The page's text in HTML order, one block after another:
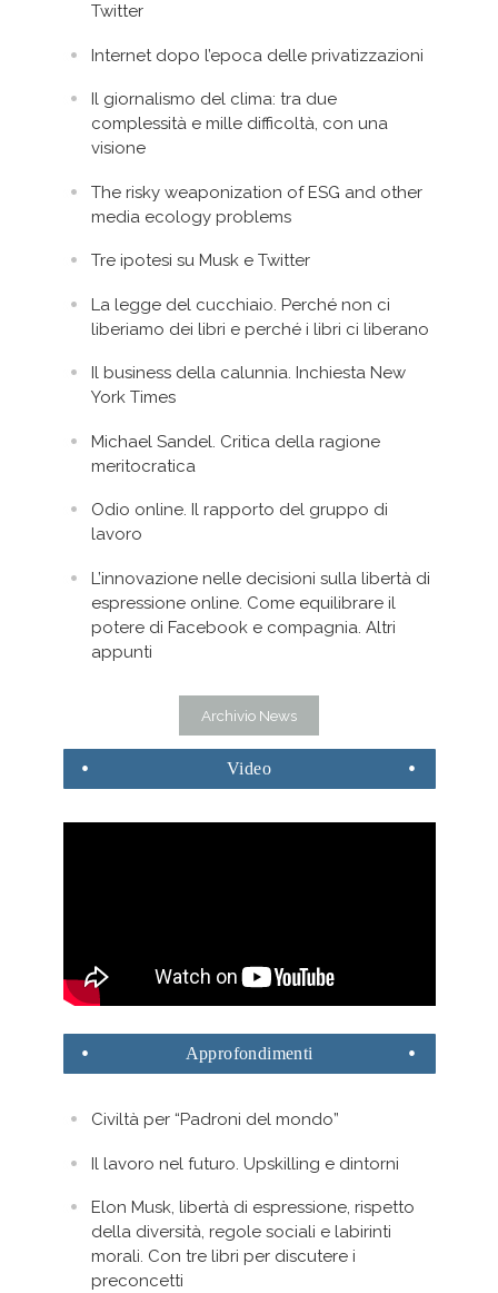
Twitter
Internet dopo l’epoca delle privatizzazioni
Il giornalismo del clima: tra due
complessità e mille difficoltà, con una
visione
The risky weaponization of ESG and other
media ecology problems
Tre ipotesi su Musk e Twitter
La legge del cucchiaio. Perché non ci
liberiamo dei libri e perché i libri ci liberano
Il business della calunnia. Inchiesta New
York Times
Michael Sandel. Critica della ragione
meritocratica
Odio online. Il rapporto del gruppo di
lavoro
L’innovazione nelle decisioni sulla libertà di
espressione online. Come equilibrare il
potere di Facebook e compagnia. Altri
appunti
Archivio News
Video
Approfondimenti
Civiltà per “Padroni del mondo”
Il lavoro nel futuro. Upskilling e dintorni
Elon Musk, libertà di espressione, rispetto
della diversità, regole sociali e labirinti
morali. Con tre libri per discutere i
preconcetti